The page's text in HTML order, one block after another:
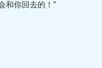
和你回去的！”